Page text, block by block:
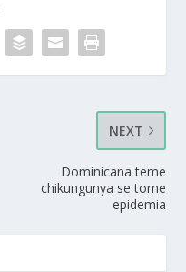
NEXT
Dominicana teme
chikungunya se torne
epidemia